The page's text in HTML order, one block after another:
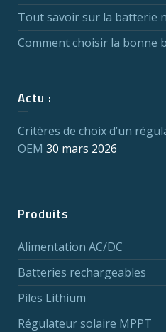
Tout savoir sur la batterie
Comment choisir la bonne
Actu :
Critères de choix d’un
OEM 30 mars 2026
Produits
Alimentation AC/DC
Batteries rechargeables
Piles Lithium
Régulateur solaire MPPT